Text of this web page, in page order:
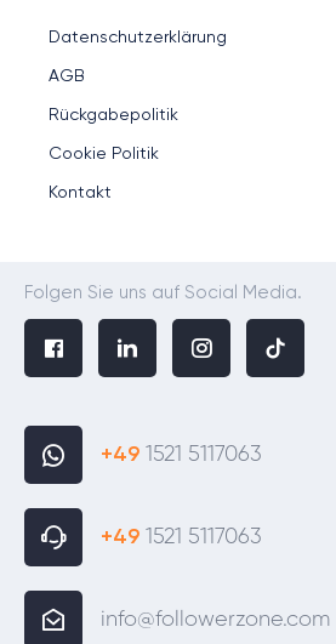
Datenschutzerklärung
AGB
Rückgabepolitik
Cookie Politik
Kontakt
Folgen Sie uns auf Social Media.
+49 1521 5117063
+49 1521 5117063
info@followerzone.com